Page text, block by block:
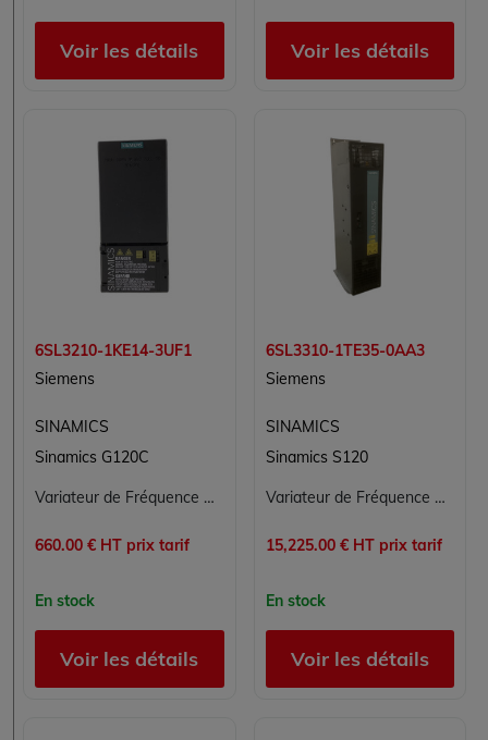
Voir les détails Voir les détails
6SL3210-1KE14-3UF1
Siemens
SINAMICS
Sinamics G120C
Variateur de Fréquence SINAMICS V20 SIEMENS 6SL3210-1KE14-3UF1
660.00 € HT prix tarif
En stock
Voir les détails
6SL3310-1TE35-0AA3
Siemens
SINAMICS
Sinamics S120
Variateur de Fréquence SIEMENS 6SL3310-1TE35-0AA3 pour Applications Industrielles
15,225.00 € HT prix tarif
En stock
Voir les détails